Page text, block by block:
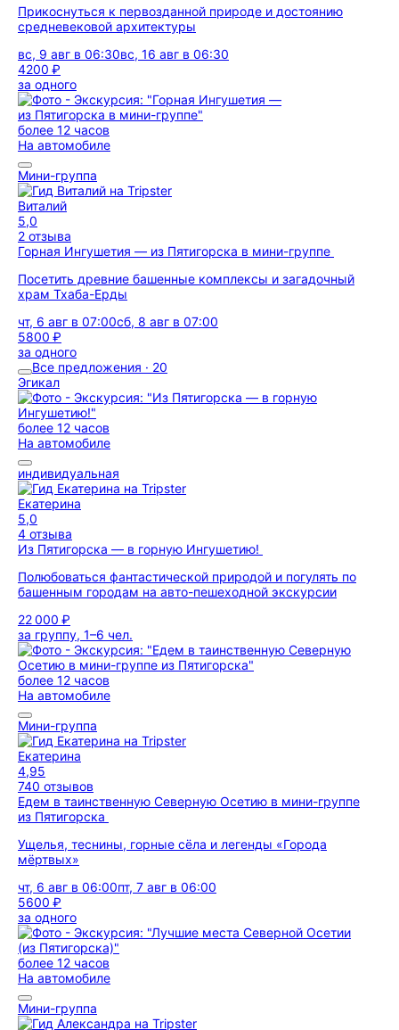
Прикоснуться к первозданной природе и достоянию
средневековой архитектуры
вс, 9 авг в 06:30вс, 16 авг в 06:30
4200 ₽
за одного
более 12 часов
На автомобиле
Мини-группа
Виталий
5,0
2 отзыва
Горная Ингушетия — из Пятигорска в мини-группе
Посетить древние башенные комплексы и загадочный
храм Тхаба-Ерды
чт, 6 авг в 07:00сб, 8 авг в 07:00
5800 ₽
за одного
Все предложения · 20
Эгикал
более 12 часов
На автомобиле
индивидуальная
Екатерина
5,0
4 отзыва
Из Пятигорска — в горную Ингушетию!
Полюбоваться фантастической природой и погулять по
башенным городам на авто-пешеходной экскурсии
22 000 ₽
за группу, 1–6 чел.
более 12 часов
На автомобиле
Мини-группа
Екатерина
4,95
740 отзывов
Едем в таинственную Северную Осетию в мини-группе
из Пятигорска
Ущелья, теснины, горные сёла и легенды «Города
мёртвых»
чт, 6 авг в 06:00пт, 7 авг в 06:00
5600 ₽
за одного
более 12 часов
На автомобиле
Мини-группа